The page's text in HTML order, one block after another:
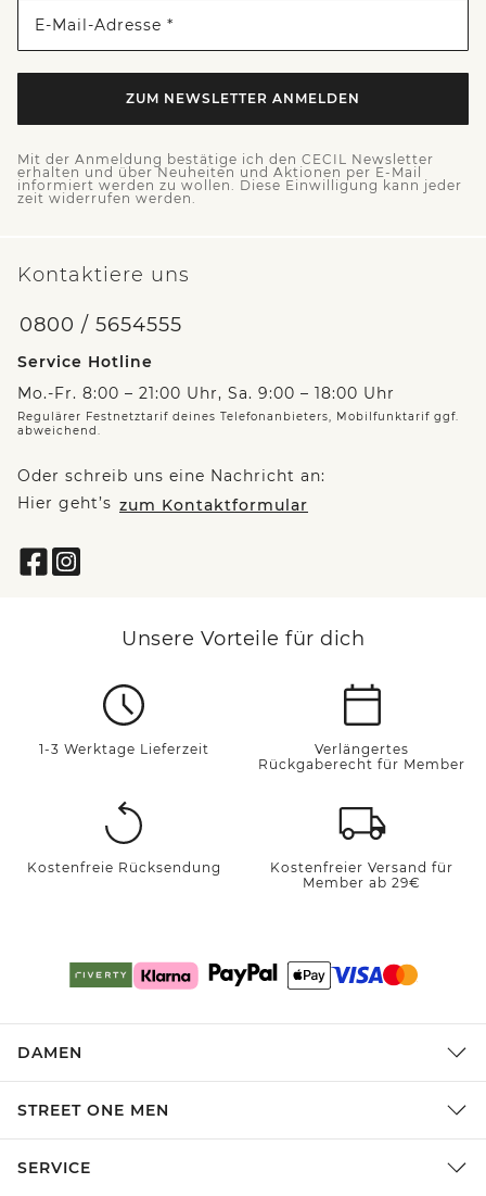
E-Mail-Adresse *
ZUM NEWSLETTER ANMELDEN
Mit der Anmeldung bestätige ich den CECIL Newsletter
erhalten und über Neuheiten und Aktionen per E-Mail
informiert werden zu wollen. Diese Einwilligung kann jeder
zeit widerrufen werden.
Kontaktiere uns
0800 / 5654555
Service Hotline
Mo.-Fr. 8:00 – 21:00 Uhr, Sa. 9:00 – 18:00 Uhr
Regulärer Festnetztarif deines Telefonanbieters, Mobilfunktarif ggf.
abweichend.
Oder schreib uns eine Nachricht an:
Hier geht’s zum Kontaktformular
Unsere Vorteile für dich
1-3 Werktage Lieferzeit
Verlängertes
Rückgaberecht für Member
Kostenfreie Rücksendung
Kostenfreier Versand für
Member ab 29€
DAMEN
STREET ONE MEN
SERVICE